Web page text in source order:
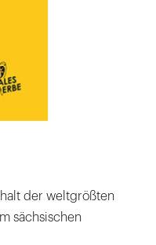
der weltgrößten
sächsischen